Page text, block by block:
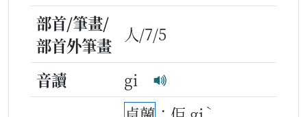
部首/筆畫/
部首外筆畫
人/7/5
音讀 gi
ˋ